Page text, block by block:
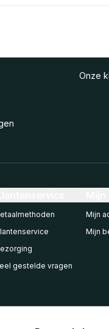
Onze
gestelde vragen
Mijn
Mijn